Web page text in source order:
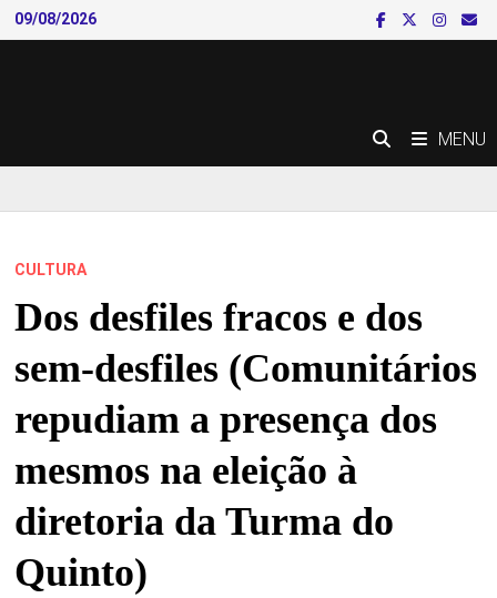
Skip
to
09/08/2026
MENU
CULTURA
Dos desfiles fracos e dos
sem-desfiles (Comunitários
repudiam a presença dos
mesmos na eleição à
diretoria da Turma do
Quinto)